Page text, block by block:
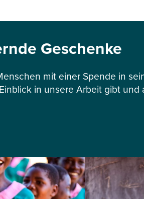
Geschenke
mit einer Spende in
in unsere Arbeit gibt